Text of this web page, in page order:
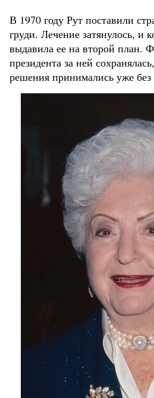
В 1970 году Рут поставили
груди. Лечение затянулось, и
выдавила ее на второй план.
президента за ней
решения принимались уже без